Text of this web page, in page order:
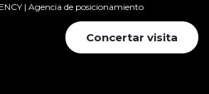
| Agencia de posicionamiento
Concertar visita